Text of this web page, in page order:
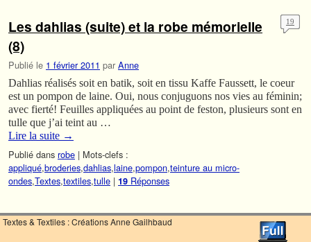
Les dahlias (suite) et la robe mémorielle
(8)
Publié le 1 février 2011 par Anne
19
Dahlias réalisés soit en batik, soit en tissu Kaffe Faussett, le coeur
est un pompon de laine. Oui, nous conjuguons nos vies au féminin;
avec fierté! Feuilles appliquées au point de feston, plusieurs sont en
tulle que j’ai teint au …
Lire la suite →
Publié dans robe | Mots-clefs :
appliqué,broderies,dahlias,laine,pompon,teinture au micro-
ondes,Textes,textiles,tulle | 19 Réponses
Textes & Textiles : Créations Anne Gailhbaud